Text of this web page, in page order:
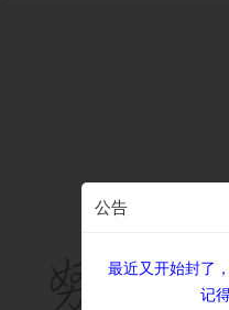
公告
最近又开始封了
记